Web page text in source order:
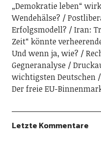
„Demokratie leben“
Wendehälse?
Erfolgsmodell?
Iran:
Zeit“ könnte
Und wenn ja, wie?
Gegneranalyse
wichtigsten Deutschen
Der freie EU-
Letzte Kommentare